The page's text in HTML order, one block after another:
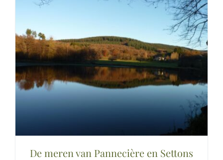
De meren van Pannecière en Settons